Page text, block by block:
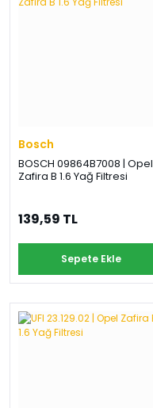
Bosch
BOSCH 09864B7008 | Opel
Zafira B 1.6 Yağ Filtresi
139,59 TL
Sepete Ekle